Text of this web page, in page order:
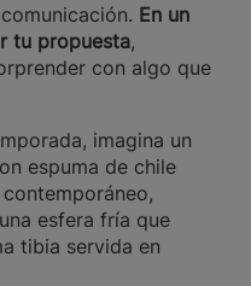
En un
tu propuesta,
con algo que
imagina un
espuma de chile
esfera fría que
tibia servida en